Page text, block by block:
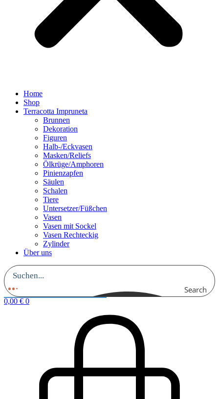
Home
Shop
Terracotta Impruneta
Brunnen
Dekoration
Figuren
Halb-/Eckvasen
Masken/Reliefs
Ölkrüge/Amphoren
Pinienzapfen
Säulen
Schalen
Tiere
Untersetzer/Füßchen
Vasen
Vasen mit Sockel
Vasen Rechteckig
Zylinder
Über uns
Search
0,00 € 0